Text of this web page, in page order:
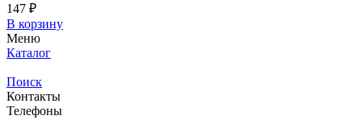
147 ₽
В корзину
Меню
Каталог
Поиск
Контакты
Телефоны